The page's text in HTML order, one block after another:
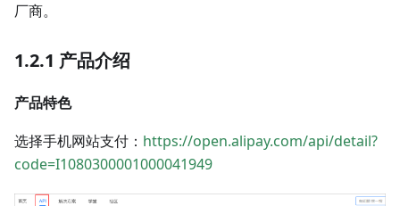
厂商。
1.2.1 产品介绍
产品特色
选择手机网站支付： https://open.alipay.com/api/detail?
code=I1080300001000041949